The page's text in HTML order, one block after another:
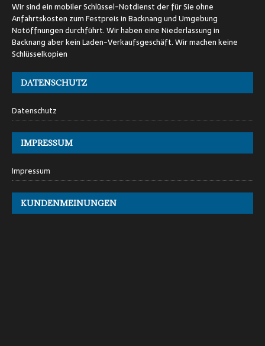
Wir sind ein mobiler Schlüssel-Notdienst der für Sie ohne
Anfahrtskosten zum Festpreis in Backnang und Umgebung
Notöffnungen durchführt. Wir haben eine Niederlassung in
Backnang aber kein Laden-Verkaufsgeschäft. Wir machen keine
Schlüsselkopien
DATENSCHUTZ
Datenschutz
IMPRESSUM
Impressum
KUNDENMEINUNGEN